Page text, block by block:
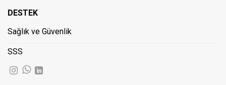
DESTEK
Sağlık ve Güvenlik
SSS